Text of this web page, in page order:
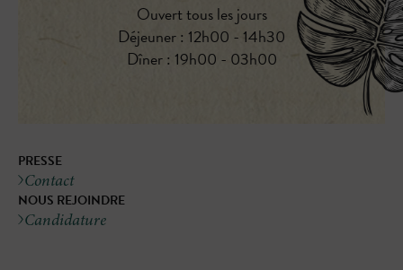
Ouvert tous les jours
Déjeuner : 12h00 - 14h30
Dîner : 19h00 - 03h00
PRESSE
Contact
NOUS REJOINDRE
Candidature